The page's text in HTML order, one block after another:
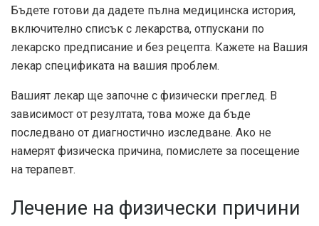
Бъдете готови да дадете пълна медицинска история,
включително списък с лекарства, отпускани по
лекарско предписание и без рецепта. Кажете на Вашия
лекар спецификата на вашия проблем.
Вашият лекар ще започне с физически преглед. В
зависимост от резултата, това може да бъде
последвано от диагностично изследване. Ако не
намерят физическа причина, помислете за посещение
на терапевт.
Лечение на физически причини